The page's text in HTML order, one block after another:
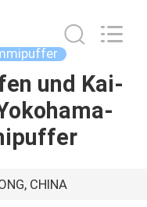
und Kai-
CHINA